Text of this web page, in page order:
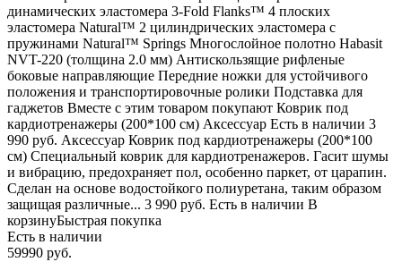
динамических эластомера 3-Fold Flanks™ 4 плоских
эластомера Natural™ 2 цилиндрических эластомера с
пружинами Natural™ Springs Многослойное полотно Habasit
NVT-220 (толщина 2.0 мм) Антискользящие рифленые
боковые направляющие Передние ножки для устойчивого
положения и транспортировочные ролики Подставка для
гаджетов Вместе с этим товаром покупают Коврик под
кардиотренажеры (200*100 см) Аксессуар Есть в наличии 3
990 руб. Аксессуар Коврик под кардиотренажеры (200*100
см) Специальный коврик для кардиотренажеров. Гасит шумы
и вибрацию, предохраняет пол, особенно паркет, от царапин.
Сделан на основе водостойкого полиуретана, таким образом
защищая различные... 3 990 руб. Есть в наличии В
корзинуБыстрая покупка
Есть в наличии
59990 руб.